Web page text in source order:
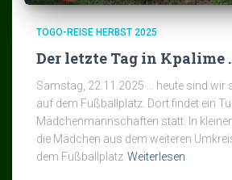
TOGO-REISE HERBST 2025
Der letzte Tag in Kpalime
Samstag, 22.11.2025 … heute sind wir
auf dem Fußballplatz. Dort findet ein
Mädchenmannschaften statt. In
die Mädchen aus dem weiteren
dem Fußballplatz Weiterlesen